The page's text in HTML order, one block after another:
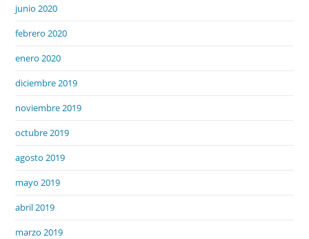
junio 2020
febrero 2020
enero 2020
diciembre 2019
noviembre 2019
octubre 2019
agosto 2019
mayo 2019
abril 2019
marzo 2019